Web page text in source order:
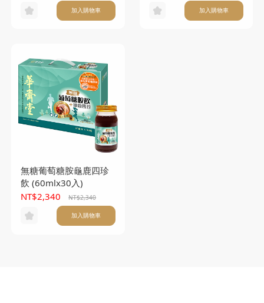
加入購物車 加入購物車
無糖葡萄糖胺龜鹿四珍
飲 (60mlx30入)
NT$2,340
NT$2,340
加入購物車